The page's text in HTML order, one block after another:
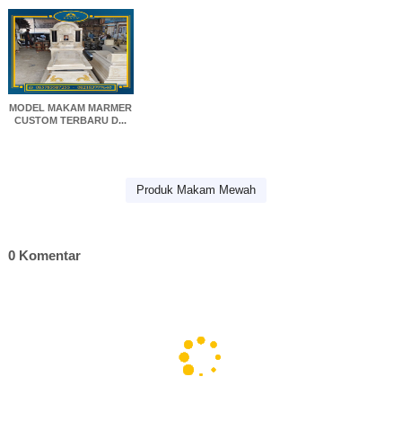
MODEL MAKAM MARMER
CUSTOM TERBARU D...
Produk Makam Mewah
0 Komentar